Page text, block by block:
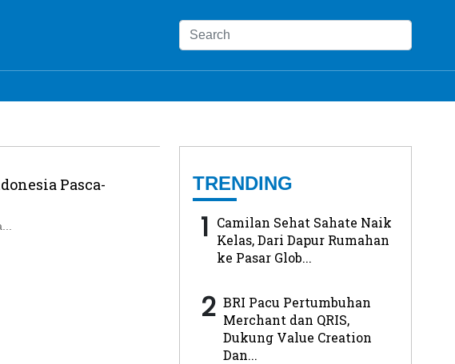
Pasca-
TRENDING
1 Camilan Sehat Sahate Naik
Kelas, Dari Dapur Rumahan
ke Pasar Glob...
2 BRI Pacu Pertumbuhan
Merchant dan QRIS,
Dukung Value Creation
Dan...